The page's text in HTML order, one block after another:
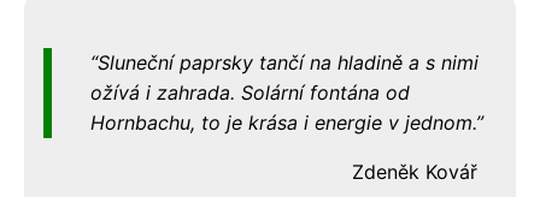
Sluneční paprsky tančí na hladině a s nimi
ožívá i zahrada. Solární fontána od
Hornbachu, to je krása i energie v jednom.
Zdeněk Kovář